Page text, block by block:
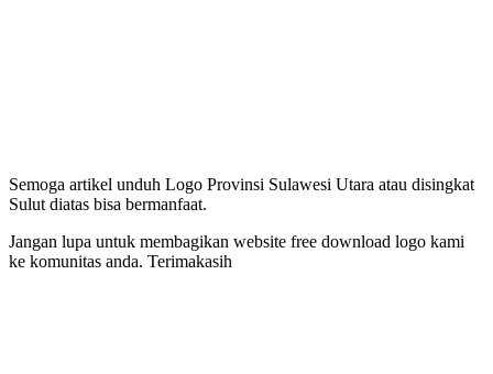
Semoga artikel unduh Logo Provinsi Sulawesi Utara atau disingkat
Sulut diatas bisa bermanfaat.
Jangan lupa untuk membagikan website free download logo kami
ke komunitas anda. Terimakasih